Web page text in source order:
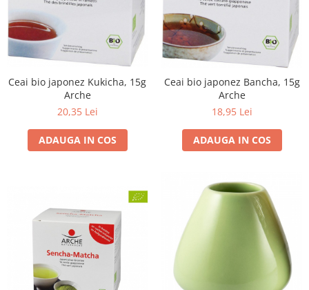
Produse care inlocuiesc carnea
Unt, alternativa unt
Paine bio
Paste
Terci bio
Dulceturi, gemuri, compoturi
Creme
Inghetata
Zahar si indulcitori
Dulciuri bio
Guma de mestecat bio
Ceai bio japonez Kukicha, 15g
Arche
20,35 Lei
ADAUGA IN COS
Ceai bio japonez Bancha, 15g
Arche
18,95 Lei
ADAUGA IN COS